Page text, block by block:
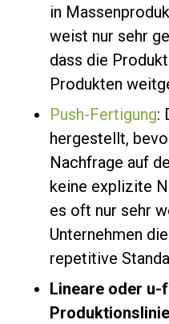
in
weist nur sehr
dass die
Produkten
Push-Fertigung:
hergestellt,
Nachfrage auf
keine explizite
es oft nur sehr
Unternehmen
repetitive
Lineare oder u-